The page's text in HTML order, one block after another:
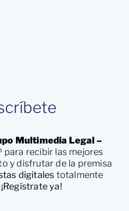
Multimedia Legal –
para recibir las mejores
y disfrutar de la premisa
digitales totalmente
¡Regístrate ya!